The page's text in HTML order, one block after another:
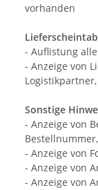
vorhanden
- Auflistung
- Anzeige von
Sonstige
- Anzeige von
- Anzeige von
- Anzeige von
- Anzeige von